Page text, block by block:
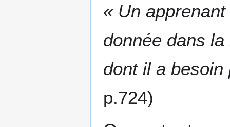
« Un
donnée dans
dont il a besoin
p.724)